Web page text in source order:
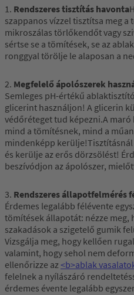
1. Rendszeres tisztítás havonta
szappanos vízzel tisztítsa meg
mikroszálas törlőkendőt vagy
sértse se a tömítések, se az
ronggyal törölje le alaposan a
2. Megfelelő ápolószerek
Semleges pH-értékű
glicerint használjon! A glicerin
védőréteget tud képezni.A
mind a tömítésnek, mind a
mindenképp
és kerülje az erős dörzsölést!
beszívódjon az ápolószer,
3. Rendszeres állapotfelmérés
Érdemes legalább félévente
tömítések állapotát: nézze meg,
szakadások a szigetelő gumik
Vizsgálja meg, hogy kellően
valamint, hogy sehol nem
ellenőrizze az <b>ablak
felelnek a nyílászáró
érdemes évente legalább